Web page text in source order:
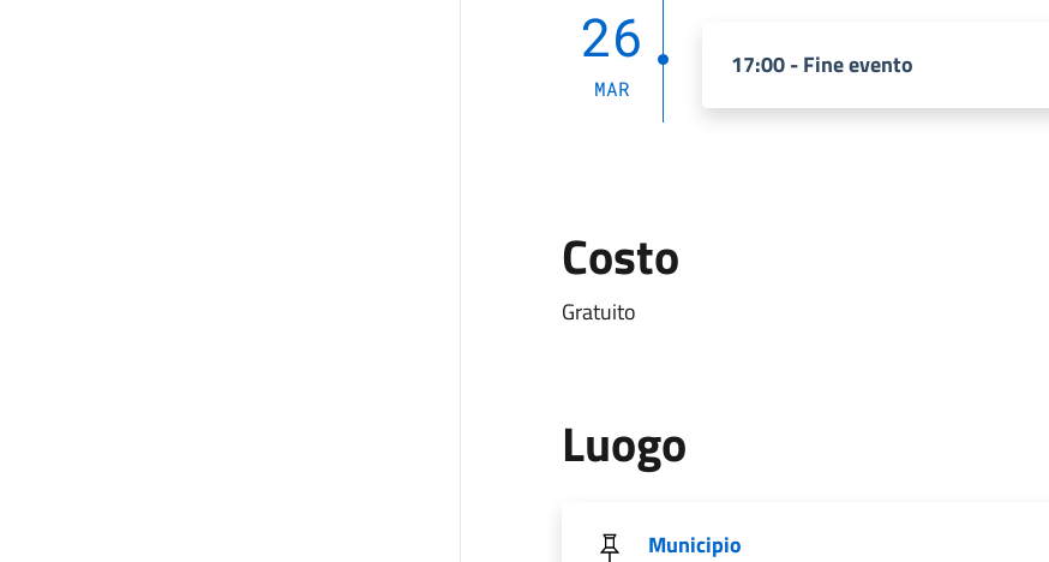
26
MAR
17:00 - Fine evento
Costo
Gratuito
Luogo
Municipio